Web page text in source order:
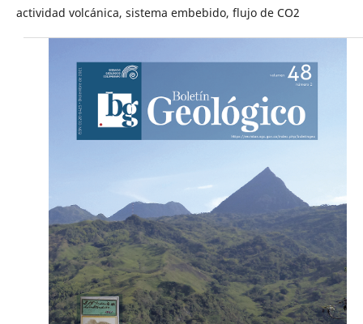
actividad volcánica, sistema embebido, flujo de CO2